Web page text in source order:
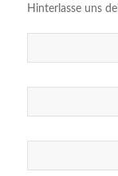
Hinterlasse uns